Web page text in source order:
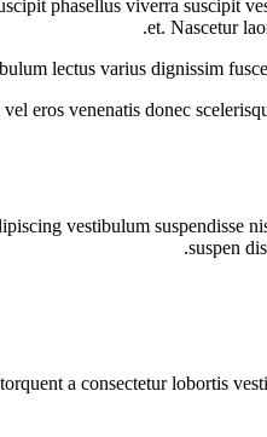
phasellus viverra suscipit
et. Nascetur
lectus varius dignissim
eros venenatis donec
vestibulum suspendisse
suspen
a consectetur lobortis